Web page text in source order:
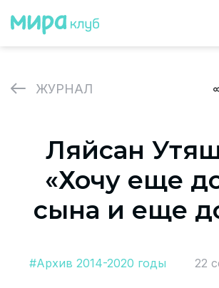
ЖУРНАЛ
Ляйсан
«Хочу еще
сына и еще
#Архив 2014-2020 годы 22
СОБЫТИЯ
ПАРТНЕРЫ
ВАКАНСИИ
данных